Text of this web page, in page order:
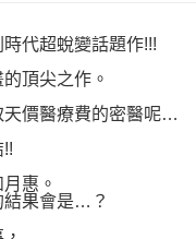
損失，本公司不負相關責
號之用戶狀況，依本公司即
形，本公司將視審查結果
若發現惡意使用之情形，
查看運費
代超蛻變話題作!!!
頂尖之作。
天價醫療費的密醫呢…
惠。
結果會是…？